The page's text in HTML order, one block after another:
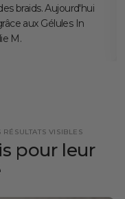
braids. Aujourd'hui
aux Gélules In
M.
VISIBLES
pour leur